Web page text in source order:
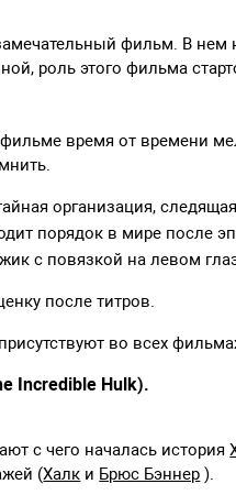
фильм. В нем
роль этого фильма
время от времени
организация,
порядок в мире после
с повязкой на левом
после титров.
во всех
Incredible Hulk).
с чего началась история
(Халк и Брюс Бэннер ).